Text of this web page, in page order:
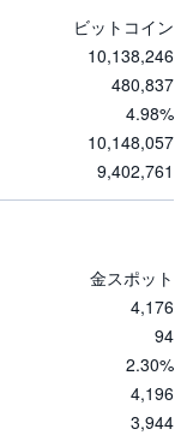
ビットコイン
10,138,246
480,837
4.98%
10,148,057
9,402,761
金スポット
4,176
94
2.30%
4,196
3,944